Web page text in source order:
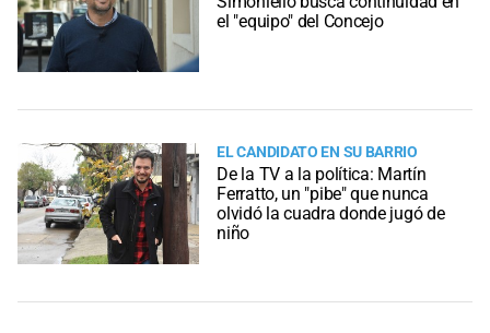
el "equipo" del Concejo
EL CANDIDATO EN SU BARRIO
De la TV a la política: Martín
Ferratto, un "pibe" que nunca
olvidó la cuadra donde jugó de
niño